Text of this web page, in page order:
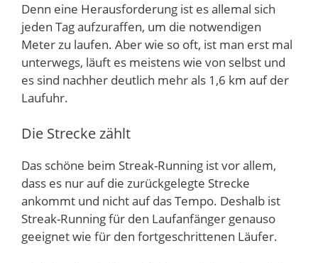
Denn eine Herausforderung ist es allemal sich
jeden Tag aufzuraffen, um die notwendigen
Meter zu laufen. Aber wie so oft, ist man erst mal
unterwegs, läuft es meistens wie von selbst und
es sind nachher deutlich mehr als 1,6 km auf der
Laufuhr.
Die Strecke zählt
Das schöne beim Streak-Running ist vor allem,
dass es nur auf die zurückgelegte Strecke
ankommt und nicht auf das Tempo. Deshalb ist
Streak-Running für den Laufanfänger genauso
geeignet wie für den fortgeschrittenen Läufer.